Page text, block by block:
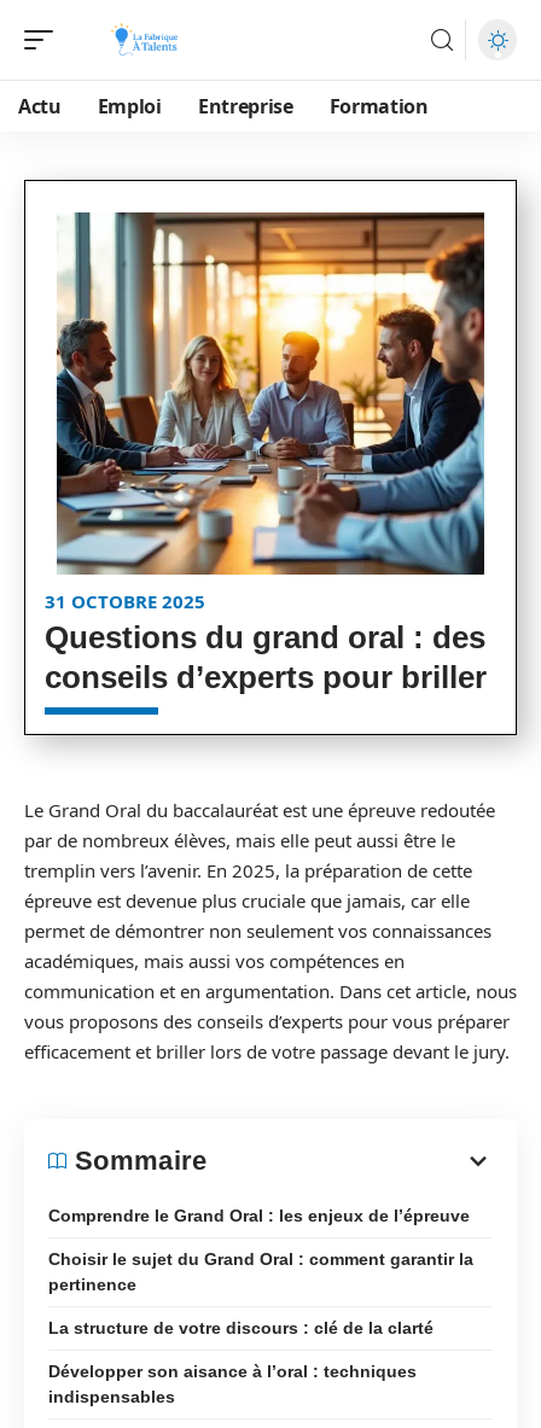
Actu Emploi Entreprise Formation
31 OCTOBRE 2025
Questions du grand oral : des
conseils d’experts pour briller
Le Grand Oral du baccalauréat est une épreuve redoutée
par de nombreux élèves, mais elle peut aussi être le
tremplin vers l’avenir. En 2025, la préparation de cette
épreuve est devenue plus cruciale que jamais, car elle
permet de démontrer non seulement vos connaissances
académiques, mais aussi vos compétences en
communication et en argumentation. Dans cet article, nous
vous proposons des conseils d’experts pour vous préparer
efficacement et briller lors de votre passage devant le jury.
Sommaire
Comprendre le Grand Oral : les enjeux de l’épreuve
Choisir le sujet du Grand Oral : comment garantir la
pertinence
La structure de votre discours : clé de la clarté
Développer son aisance à l’oral : techniques
indispensables